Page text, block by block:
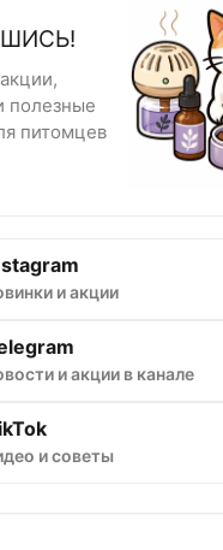
полезные
питомцев
и акции
и акции в канале
и советы